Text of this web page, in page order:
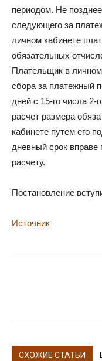
периодом. Не
следующего за
личном кабинете
обязательных
Плательщик в личном
сбора за платежный
дней с 15-го числа 2-
расчет размера
кабинете путем его
дневный срок вправе
расчету.
Постановление
Источник
СХОЖИЕ СТАТЬИ